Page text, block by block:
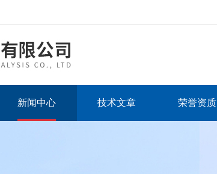
新闻中心 技术文章 荣誉资质